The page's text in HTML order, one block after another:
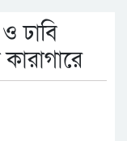
ঢাবি